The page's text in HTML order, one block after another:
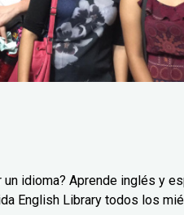
un idioma? Aprende inglés y
English Library todos los